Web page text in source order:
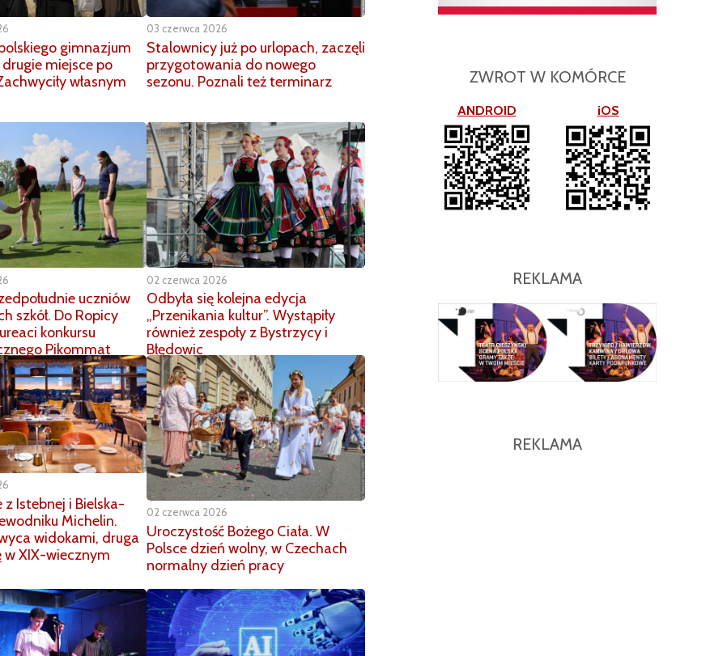
gimnazjum
drugie miejsce po
własnym
03 czerwca 2026
Stalownicy już po urlopach, zaczęli
przygotowania do nowego
sezonu. Poznali też terminarz
uczniów
szkół. Do Ropicy
konkursu
Pikommat
02 czerwca 2026
Odbyła się kolejna edycja
„Przenikania kultur”. Wystąpiły
również zespoły z Bystrzycy i
Błędowic
z Istebnej i Bielska-
Michelin.
widokami, druga
w XIX-wiecznym
02 czerwca 2026
Uroczystość Bożego Ciała. W
Polsce dzień wolny, w Czechach
normalny dzień pracy
ZWROT W KOMÓRCE
ANDROID iOS
REKLAMA
REKLAMA